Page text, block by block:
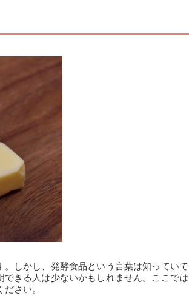
しかし、発酵食品という言葉は知っていて
きる人は少ないかもしれません。ここでは
さい。